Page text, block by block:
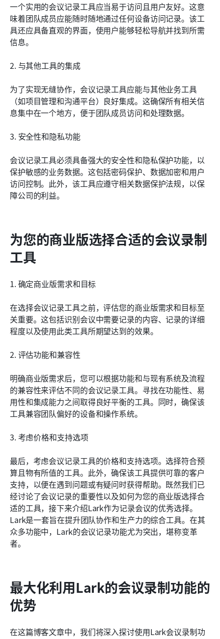
一个实用的会议记录工具应当易于访问且用户友好。这意
味着团队成员应能随时随地通过任何设备访问记录。该工
具还应具备直观的界面，使用户能够轻松导航并找到所需
信息。
2. 与其他工具的集成
为了实现无缝协作，会议记录工具应能与其他业务工具
（如项目管理和沟通平台）良好集成。这确保所有相关信
息集中在一个地方，便于团队成员访问和处理数据。
3. 安全性和隐私功能
会议记录工具必须具备强大的安全性和隐私保护功能，以
保护敏感的业务数据。这包括密码保护、数据加密和用户
访问控制。此外，该工具应遵守相关数据保护法规，以保
障公司的利益。
为您的商业版选择合适的会议录制
工具
1. 确定商业版需求和目标
在选择会议记录工具之前，评估您的商业版需求和目标至
关重要。这包括识别会议中需要记录的内容、记录的详细
程度以及使用此类工具所期望达到的效果。
2. 评估功能和兼容性
明确商业版需求后，您可以根据功能和与现有系统及流程
的兼容性来评估不同的会议记录工具。寻找在功能性、易
用性和集成能力之间取得良好平衡的工具。同时，确保该
工具兼容团队偏好的设备和操作系统。
3. 考虑价格和支持选项
最后，考虑会议记录工具的价格和支持选项。选择符合预
算且物有所值的工具。此外，确保该工具提供可靠的客户
支持，以便在遇到问题或有疑问时获得帮助。既然我们已
经讨论了会议记录的重要性以及如何为您的商业版选择合
适的工具，接下来介绍Lark作为记录会议的优秀选择。
Lark是一套旨在提升团队协作和生产力的综合工具。在其
众多功能中，Lark的会议记录功能尤为突出，堪称变革
者。
最大化利用Lark的会议录制功能的
优势
在这篇博客文章中，我们将深入探讨使用Lark会议录制功